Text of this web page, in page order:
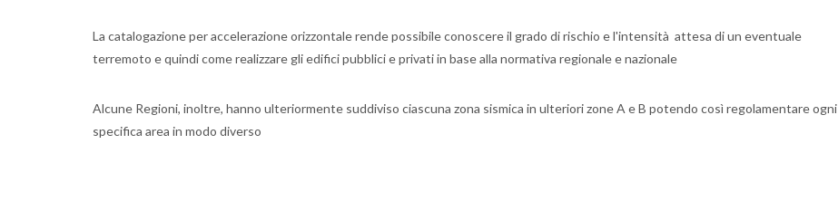
La catalogazione per accelerazione orizzontale rende possibile conoscere il grado di rischio e l'intensità attesa di un eventuale
terremoto e quindi come realizzare gli edifici pubblici e privati in base alla normativa regionale e nazionale
Alcune Regioni, inoltre, hanno ulteriormente suddiviso ciascuna zona sismica in ulteriori zone A e B potendo così regolamentare ogni
specifica area in modo diverso